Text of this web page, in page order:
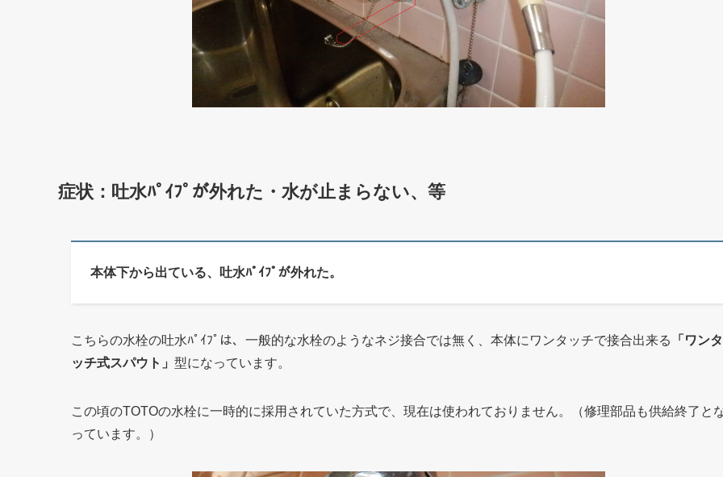
症状：吐水ﾊﾟｲﾌﾟが外れた・水が止まらない、等
本体下から出ている、吐水ﾊﾟｲﾌﾟが外れた。
こちらの水栓の吐水ﾊﾟｲﾌﾟは、一般的な水栓のようなネジ接合では無く、本体にワンタッチで接合出来る
「ワンタ
ッチ式スパウト」 型になっています。
この頃のTOTOの水栓に一時的に採用されていた方式で、現在は使われておりません。（修理部品も供給終了と
っています。）